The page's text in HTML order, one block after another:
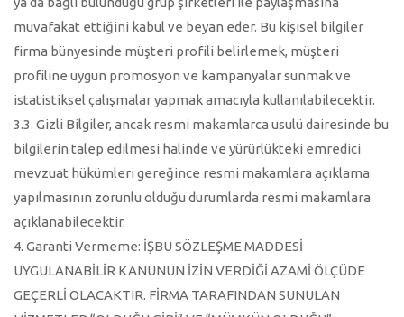
muvafakat ettiğini kabul ve beyan eder. Bu kişisel bilgiler
firma bünyesinde müşteri profili belirlemek, müşteri
profiline uygun promosyon ve kampanyalar sunmak ve
istatistiksel çalışmalar yapmak amacıyla kullanılabilecektir.
3.3. Gizli Bilgiler, ancak resmi makamlarca usulü dairesinde bu
bilgilerin talep edilmesi halinde ve yürürlükteki emredici
mevzuat hükümleri gereğince resmi makamlara açıklama
yapılmasının zorunlu olduğu durumlarda resmi makamlara
açıklanabilecektir.
4. Garanti Vermeme: İŞBU SÖZLEŞME MADDESİ
UYGULANABİLİR KANUNUN İZİN VERDİĞİ AZAMİ ÖLÇÜDE
GEÇERLİ OLACAKTIR. FİRMA TARAFINDAN SUNULAN